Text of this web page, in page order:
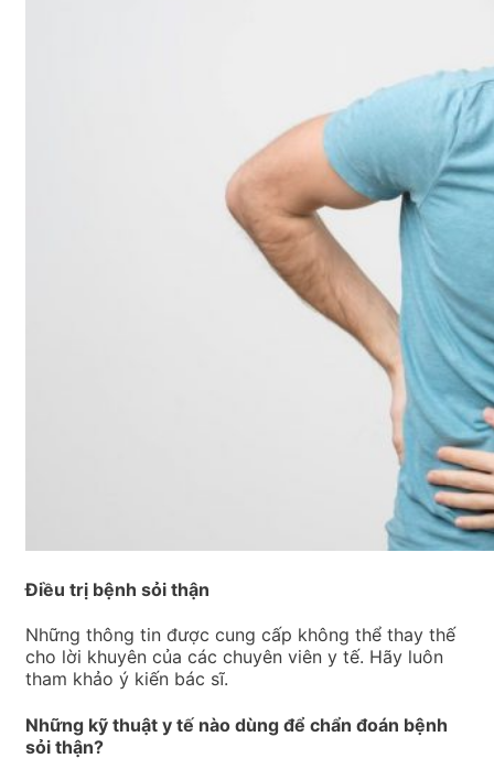
Điều trị bệnh sỏi thận
Những thông tin được cung cấp không thể thay thế
cho lời khuyên của các chuyên viên y tế. Hãy luôn
tham khảo ý kiến bác sĩ.
Những kỹ thuật y tế nào dùng để chẩn đoán bệnh
sỏi thận?